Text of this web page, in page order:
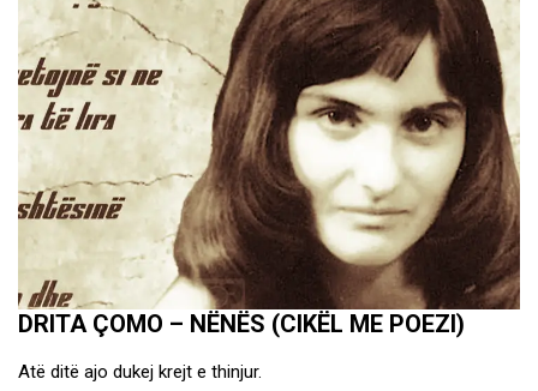
DRITA ÇOMO – NËNËS (CIKËL ME POEZI)
Atë ditë ajo dukej krejt e thinjur.